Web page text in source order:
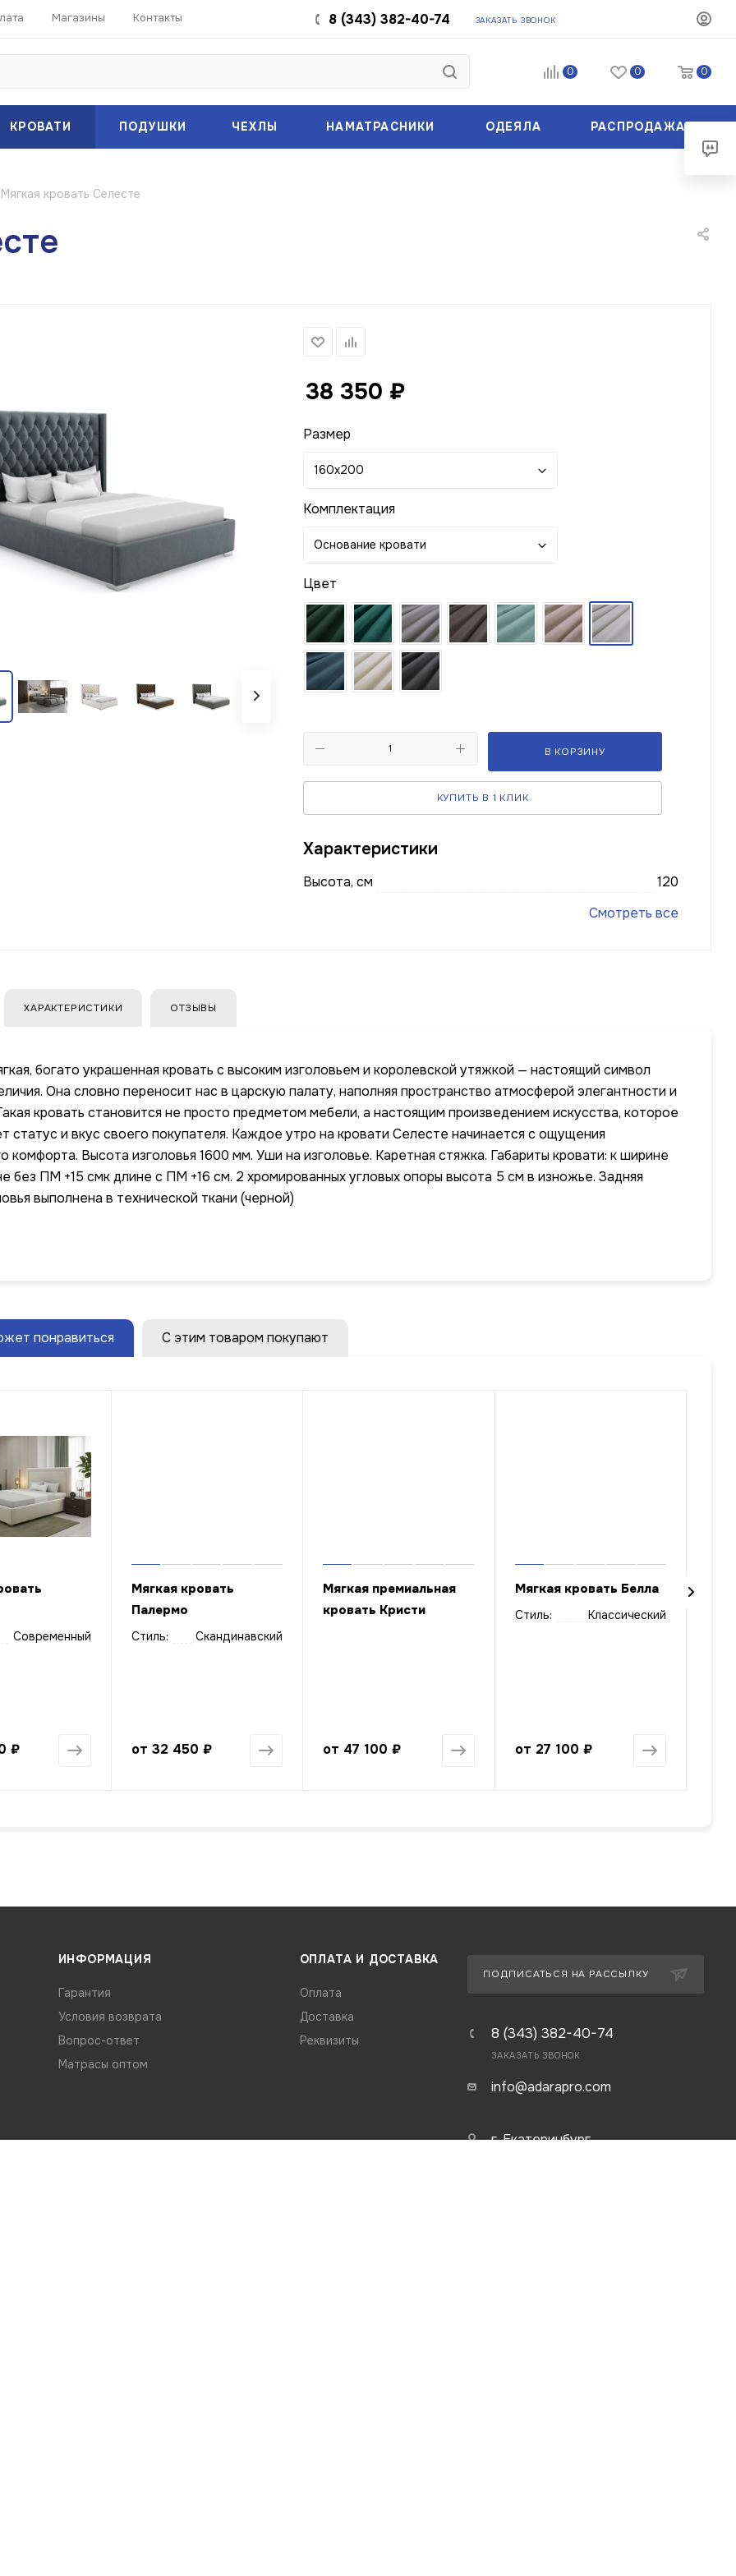
Магазины Контакты 8 (343) 382-40-74 ЗАКАЗАТЬ ЗВОНОК
0 0 0
КРОВАТИ ПОДУШКИ ЧЕХЛЫ НАМАТРАСНИКИ ОДЕЯЛА РАСПРОДАЖА
Мягкая кровать Селесте
38 350 ₽
Размер
160x200
Комплектация
Основание кровати
Цвет
В КОРЗИНУ
КУПИТЬ В 1 КЛИК
Характеристики
Высота, см
120
Смотреть все
ХАРАКТЕРИСТИКИ ОТЗЫВЫ
богато украшенная кровать с высоким изголовьем и королевской утяжкой — настоящий символ
Она словно переносит нас в царскую палату, наполняя пространство атмосферой элегантности и
кровать становится не просто предметом мебели, а настоящим произведением искусства, которое
статус и вкус своего покупателя. Каждое утро на кровати Селесте начинается с ощущения
комфорта. Высота изголовья 1600 мм. Уши на изголовье. Каретная стяжка. Габариты кровати: к ширине
без ПМ +15 смк длине с ПМ +16 см. 2 хромированных угловых опоры высота 5 см в изножье. Задняя
выполнена в технической ткани (черной)
понравиться С этим товаром покупают
Современный
₽
Мягкая кровать
Палермо
Стиль: Скандинавский
от 32 450 ₽
Мягкая премиальная
кровать Кристи
от 47 100 ₽
Мягкая кровать Белла
Стиль: Классический
от 27 100 ₽
ИНФОРМАЦИЯ
Гарантия
Условия возврата
Вопрос-ответ
Матрасы оптом
ОПЛАТА И ДОСТАВКА
Оплата
Доставка
Реквизиты
ПОДПИСАТЬСЯ НА РАССЫЛКУ
8 (343) 382-40-74
ЗАКАЗАТЬ ЗВОНОК
info@adarapro.com
г. Екатеринбург,